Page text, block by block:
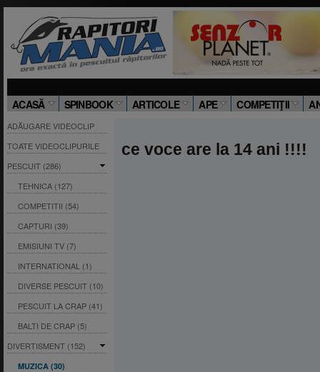
ACASĂ SPINBOOK ARTICOLE APE COMPETIŢII
ADĂUGARE VIDEOCLIP
TOATE VIDEOCLIPURILE
PESCUIT (286)
TEHNICA (127)
COMPETITII (54)
CAPTURI (39)
EMISIUNI TV (7)
INTERNATIONAL (1)
DIVERSE PESCUIT (10)
PESCUIT LA CRAP (41)
BALTI DE CRAP (5)
DIVERTISMENT (152)
MUZICA (30)
ce voce are la 14 ani !!!!